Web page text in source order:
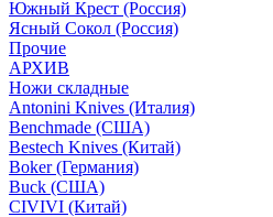
Южный Крест (Россия)
Ясный Сокол (Россия)
Прочие
АРХИВ
Ножи складные
Antonini Knives (Италия)
Benchmade (США)
Bestech Knives (Китай)
Boker (Германия)
Buck (США)
CIVIVI (Китай)